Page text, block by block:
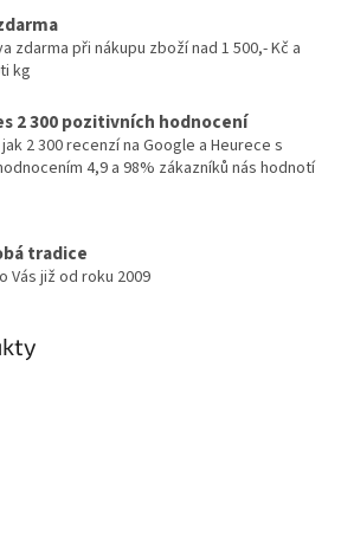
zdarma při nákupu zboží nad 1 500,- Kč a
kg
2 300 pozitivních hodnocení
2 300 recenzí na Google a Heurece s
4,9 a 98% zákazníků nás hodnotí
tradice
Vás již od roku 2009